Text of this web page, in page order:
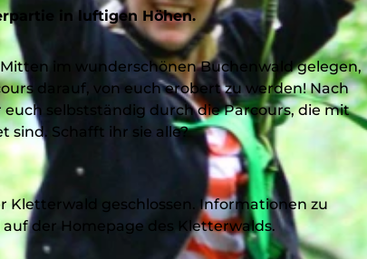
in luftigen Höhen.
im wunderschönen Buchenwald gelegen,
darauf, von euch erobert zu werden! Nach
selbstständig durch die Parcours, die mit
sind. Schafft ihr sie alle?
Kletterwald geschlossen. Informationen zu
der Homepage des Kletterwalds.